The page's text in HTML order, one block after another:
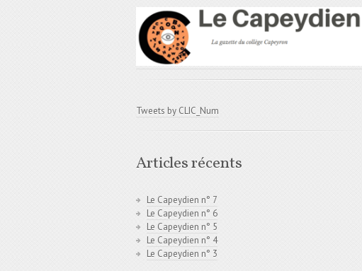
Tweets by CLIC_Num
Articles récents
Le Capeydien n° 7
Le Capeydien n° 6
Le Capeydien n° 5
Le Capeydien n° 4
Le Capeydien n° 3